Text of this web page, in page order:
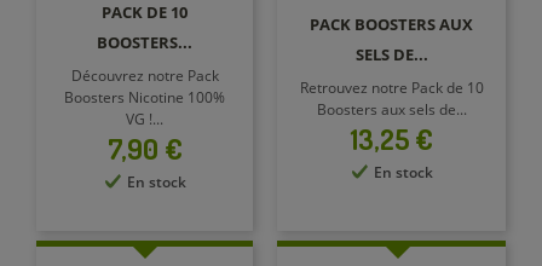
PACK DE 10
BOOSTERS...
Découvrez notre Pack
Boosters Nicotine 100%
VG !...
Prix
7,90 €
En stock
PACK BOOSTERS AUX
SELS DE...
Retrouvez notre Pack de 10
Boosters aux sels de...
Prix
13,25 €
En stock